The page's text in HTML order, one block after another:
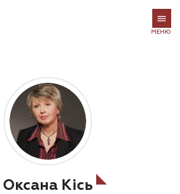
МЕНЮ
Оксана Кісь